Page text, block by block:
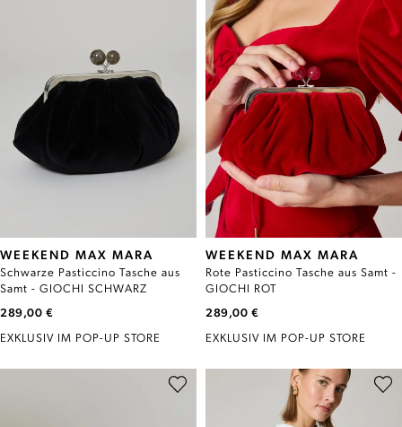
WEEKEND MAX MARA
Schwarze Pasticcino Tasche aus
Samt - GIOCHI SCHWARZ
289,00 €
EXKLUSIV IM POP-UP STORE
WEEKEND MAX MARA
Rote Pasticcino Tasche aus Samt -
GIOCHI ROT
289,00 €
EXKLUSIV IM POP-UP STORE